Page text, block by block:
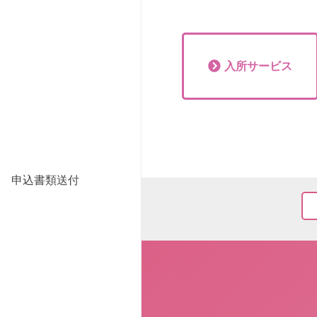
申込書類送付
入所サービス